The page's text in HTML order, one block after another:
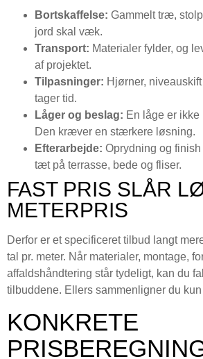
Bortskaffelse: Gammelt træ,
jord skal væk.
Transport: Materialer fylder, og
af projektet.
Tilpasninger: Hjørner,
tager tid.
Låger og beslag: En låge er ikke
Den kræver en stærkere løsning.
Efterarbejde: Oprydning og
tæt på terrasse, bede og fliser.
FAST PRIS SLÅR
METERPRIS
Derfor er et specificeret tilbud langt
tal pr. meter. Når materialer, montage,
affaldshåndtering står tydeligt, kan du
tilbuddene. Ellers sammenligner du kun
KONKRETE